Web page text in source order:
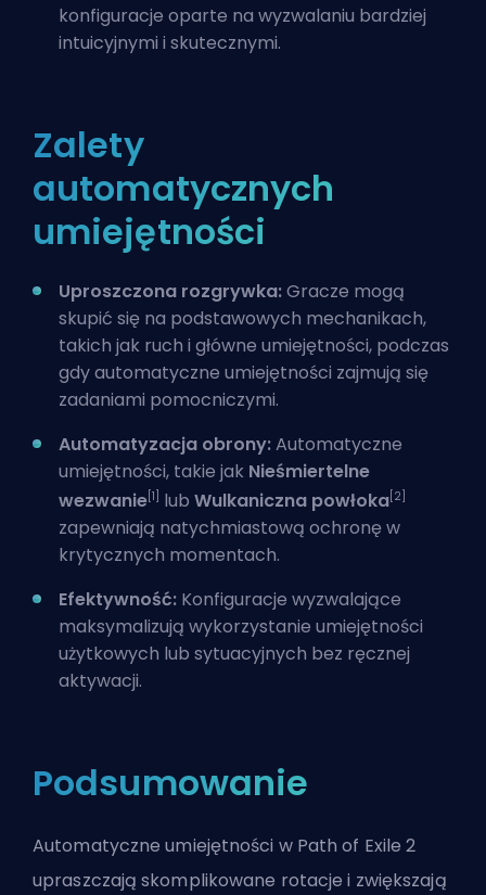
konfiguracje oparte na wyzwalaniu bardziej
intuicyjnymi i skutecznymi.
Zalety
automatycznych
umiejętności
Uproszczona rozgrywka:Gracze mogą
skupić się na podstawowych mechanikach,
takich jak ruch i główne umiejętności, podczas
gdy automatyczne umiejętności zajmują się
zadaniami pomocniczymi.
Automatyzacja obrony:Automatyczne
umiejętności, takie jak Nieśmiertelne
wezwanie [1] lub Wulkaniczna powłoka [2]
zapewniają natychmiastową ochronę w
krytycznych momentach.
Efektywność: Konfiguracje wyzwalające
maksymalizują wykorzystanie umiejętności
użytkowych lub sytuacyjnych bez ręcznej
aktywacji.
Podsumowanie
Automatyczne umiejętności w Path of Exile 2
upraszczają skomplikowane rotacje i zwiększają